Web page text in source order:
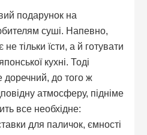
подарунок на
суші. Напевно,
тільки їсти, а й готувати
кухні. Тоді
доречний, до того ж
атмосферу, підніме
все необхідне:
для паличок, ємності